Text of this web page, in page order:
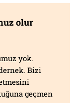
olur
yok.
Bizi
geçmen